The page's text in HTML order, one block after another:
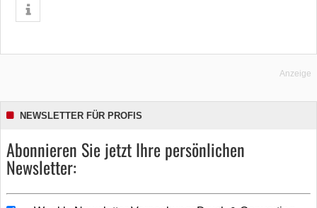
Anzeige
NEWSLETTER FÜR PROFIS
Abonnieren Sie jetzt Ihre persönlichen
Newsletter: